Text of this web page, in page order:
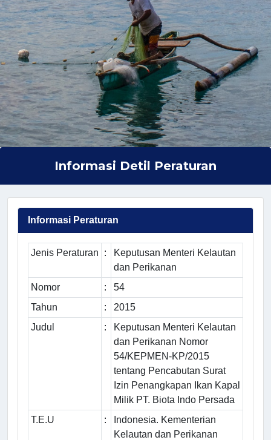
Informasi Detil Peraturan
Informasi Peraturan
Jenis Peraturan :
Keputusan Menteri Kelautan
dan Perikanan
Nomor
:
54
Tahun
:
2015
Judul
:
Keputusan Menteri Kelautan
dan Perikanan Nomor
54/KEPMEN-KP/2015
tentang Pencabutan Surat
Izin Penangkapan Ikan Kapal
Milik PT. Biota Indo Persada
T.E.U
:
Indonesia. Kementerian
Kelautan dan Perikanan